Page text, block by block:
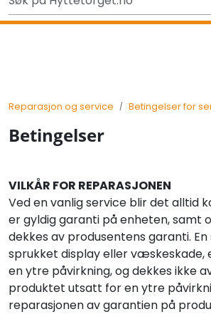
Skip to main contentUt på tur i sommer?
Reparasjon og service Betingelser for
Betingelser
VILKÅR FOR REPARASJONEN
Ved en vanlig service blir det alltid
er gyldig garanti på enheten, samt
dekkes av produsentens garanti. En
sprukket display eller væskeskade,
en ytre påvirkning, og dekkes ikke
produktet utsatt for en ytre
reparasjonen av garantien på